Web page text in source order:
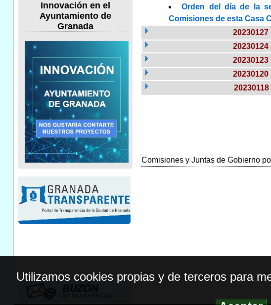
Innovación en el
Ayuntamiento de
Granada
Orden del día de la
Comisiones de esta Casa
20230127
20230124
20230123
20230120
20230118
Comisiones y Juntas de Gobierno
Utilizamos cookies propias y de terceros para